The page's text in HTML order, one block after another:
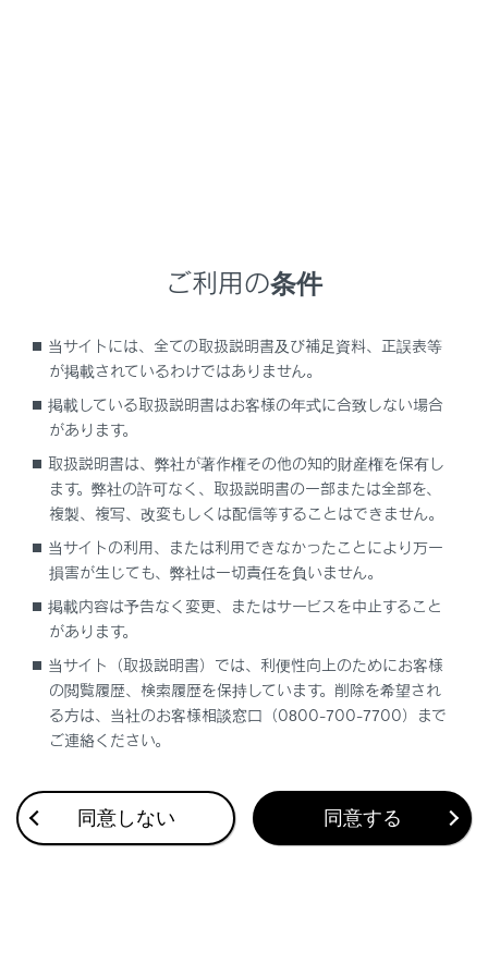
走行・使用状況に合わせて次のモードを選択できます。
走行モードを選択するには
合わせて見られているページ
PDA（プロアクティブドライビングアシスト）
アドバンスト ドライブ（渋滞時支援）
後方車両への接近警報
このページは役に立ちましたか？
ご利用の条件
当サイトには、全ての取扱説明書及び補足資料、正誤表等
が掲載されているわけではありません。
掲載している取扱説明書はお客様の年式に合致しない場合
があります。
取扱説明書は、弊社が著作権その他の知的財産権を保有し
ます。弊社の許可なく、取扱説明書の一部または全部を、
複製、複写、改変もしくは配信等することはできません。
当サイトの利用、または利用できなかったことにより万一
損害が生じても、弊社は一切責任を負いません。
掲載内容は予告なく変更、またはサービスを中止すること
があります。
当サイト（取扱説明書）では、利便性向上のためにお客様
の閲覧履歴、検索履歴を保持しています。削除を希望され
る方は、当社のお客様相談窓口（0800-700-7700）まで
ご連絡ください。
同意しない 同意する